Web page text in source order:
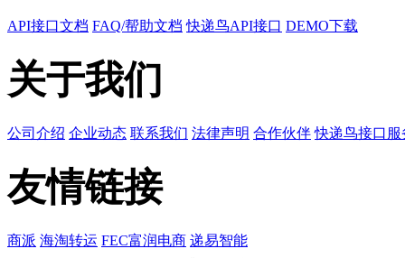
API接口文档 FAQ/帮助文档 快递鸟API接口 DEMO下载
关于我们
公司介绍 企业动态 联系我们 法律声明 合作伙伴 快递鸟接口服
友情链接
商派 海淘转运 FEC富润电商 递易智能